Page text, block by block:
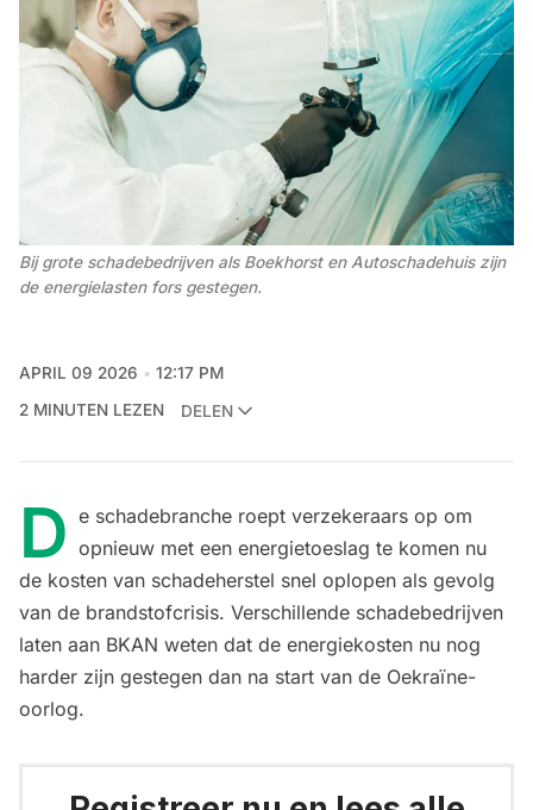
Bij grote schadebedrijven als Boekhorst en Autoschadehuis zijn
de energielasten fors gestegen.
APRIL 09 2026
12:17 PM
2 MINUTEN LEZEN
DELEN
D e schadebranche roept verzekeraars op om
opnieuw met een energietoeslag te komen nu
de kosten van schadeherstel snel oplopen als gevolg
van de brandstofcrisis. Verschillende schadebedrijven
laten aan BKAN weten dat de energiekosten nu nog
harder zijn gestegen dan na start van de Oekraïne-
oorlog.